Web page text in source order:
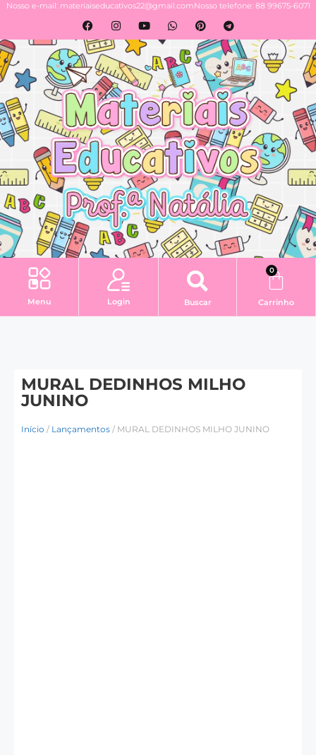
Nosso e-mail: materiaiseducativos22@gmail.comNosso telefone: 88 99675-6071
Menu Login Buscar
0
Carrinho
MURAL DEDINHOS MILHO
JUNINO
Início / Lançamentos / MURAL DEDINHOS MILHO JUNINO